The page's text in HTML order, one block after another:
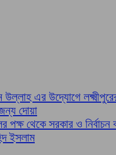
এর উদ্যোগে
দোয়া
পক্ষ থেকে সরকার ও নির্বাচন
ইসলাম